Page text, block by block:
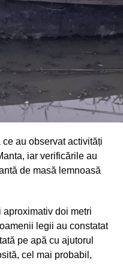
și au contribuit la
au observat activități
iar verificările au
de masă lemnoasă
aproximativ doi metri
legii au constatat
pe apă cu ajutorul
cel mai probabil,